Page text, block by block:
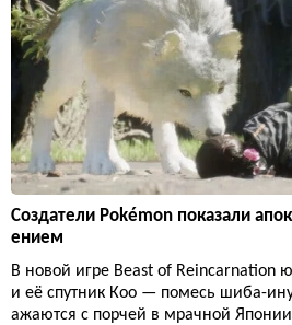
Создатели Pokémon показали
ением
В новой игре Beast of Reincarnation
и её спутник Кoo — помесь шиба-
ажаются с порчей в мрачной